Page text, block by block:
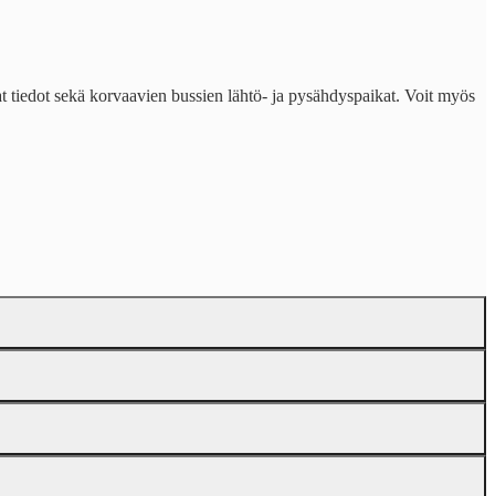
sekä korvaavien bussien lähtö- ja pysähdyspaikat. Voit myös